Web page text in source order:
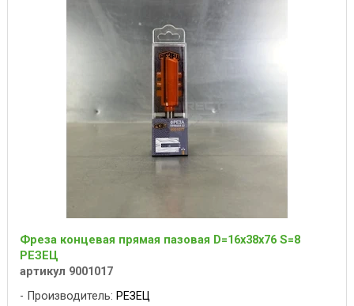
Фреза концевая прямая пазовая D=16x38x76 S=8
РЕЗЕЦ
артикул 9001017
Производитель: РЕЗЕЦ